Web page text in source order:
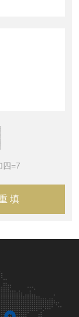
四=7